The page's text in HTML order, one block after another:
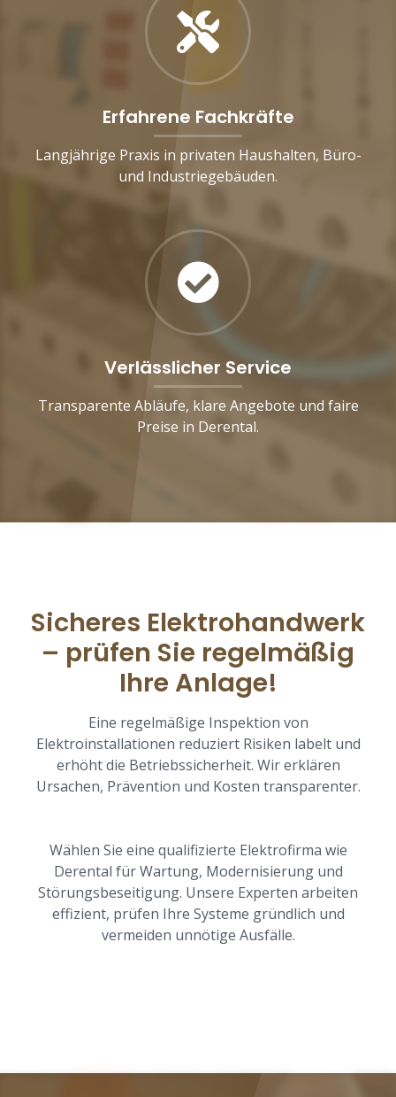
Erfahrene Fachkräfte
Langjährige Praxis in privaten Haushalten, Büro-
und Industriegebäuden.
Verlässlicher Service
Transparente Abläufe, klare Angebote und faire
Preise in Derental.
Sicheres Elektrohandwerk
– prüfen Sie regelmäßig
Ihre Anlage!
Eine regelmäßige Inspektion von
Elektroinstallationen reduziert Risiken labelt und
erhöht die Betriebssicherheit. Wir erklären
Ursachen, Prävention und Kosten transparenter.
Wählen Sie eine qualifizierte Elektrofirma wie
Derental für Wartung, Modernisierung und
Störungsbeseitigung. Unsere Experten arbeiten
effizient, prüfen Ihre Systeme gründlich und
vermeiden unnötige Ausfälle.